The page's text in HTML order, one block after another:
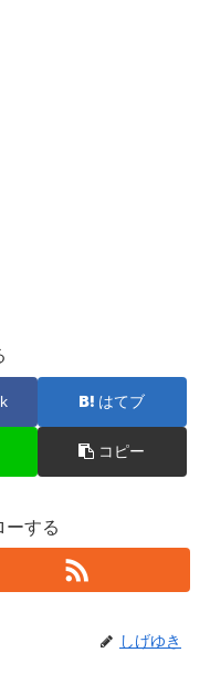
はてブ
コピー
ーする
しげゆき